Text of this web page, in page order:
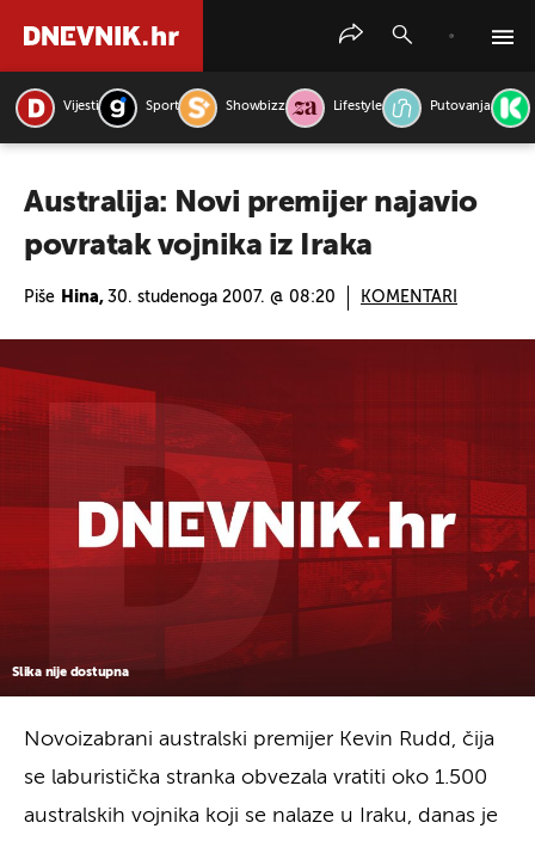
Vijesti Sport Showbizz Lifestyle Putovanja
Australija: Novi premijer najavio
povratak vojnika iz Iraka
Piše Hina, 30. studenoga 2007. @ 08:20 KOMENTARI
Slika nije dostupna
Novoizabrani australski premijer Kevin Rudd, čija
se laburistička stranka obvezala vratiti oko 1.500
australskih vojnika koji se nalaze u Iraku, danas je
PRETRAŽITE VIJESTI